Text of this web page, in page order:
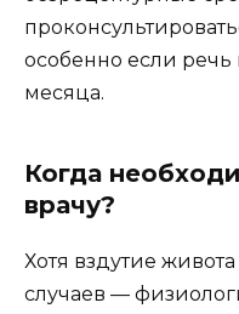
особенно если
месяца.
Когда
врачу?
Хотя вздутие
случаев —